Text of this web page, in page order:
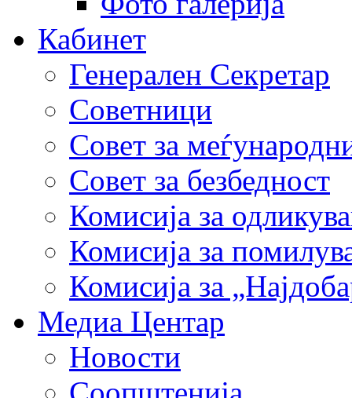
Кабинет
Генерален Секретар
Советници
Совет за
Совет за безбедност
Комисија за
Комисија за
Комисија за
Медиа Центар
Новости